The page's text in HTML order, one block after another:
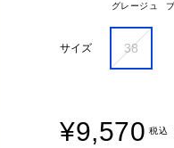
グレージュ
サイズ 38
¥9,570 税込